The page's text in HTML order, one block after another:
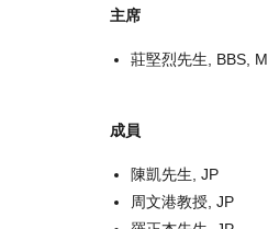
主席
莊堅烈先生, BBS,
成員
陳凱先生, JP
周文港教授, JP